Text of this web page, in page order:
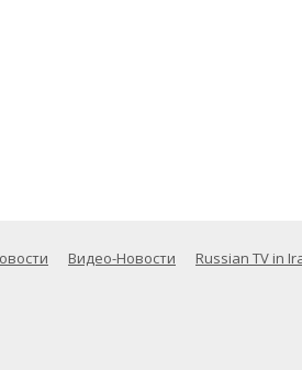
Видео-Новости Russian TV in